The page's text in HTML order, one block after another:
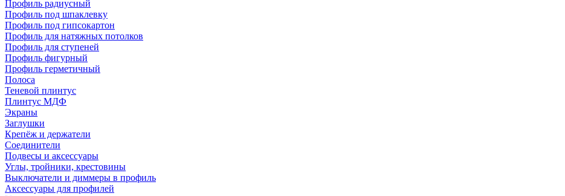
Профиль радиусный
Профиль под шпаклевку
Профиль под гипсокартон
Профиль для натяжных потолков
Профиль для ступеней
Профиль фигурный
Профиль герметичный
Полоса
Теневой плинтус
Плинтус МДФ
Экраны
Заглушки
Крепёж и держатели
Соединители
Подвесы и аксессуары
Углы, тройники, крестовины
Выключатели и диммеры в профиль
Аксессуары для профилей